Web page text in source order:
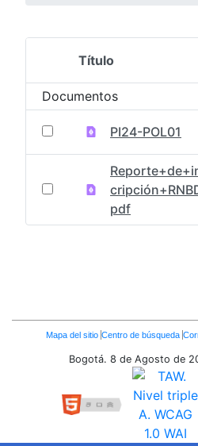
Selección del elemento
Título
Documentos
PI24-POL01
pdf
Enlaces
Inferiores
Mapa del sitio Centro de búsqueda
Bogotá. 8 de Agosto de